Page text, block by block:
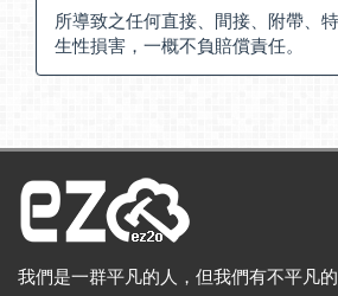
所導致之任何直接、間接、附帶、
生性損害，一概不負賠償責任。
我們是一群平凡的人，但我們有不平凡的